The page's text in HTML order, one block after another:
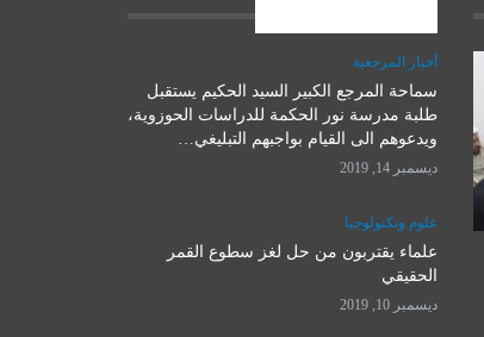
علوم وتكنولوجيا
أخبار المرجعية
سماحة المرجع الكبير السيد الحكيم يستقبل
طلبة مدرسة نور الحكمة للدراسات الحوزوية،
ويدعوهم الى القيام بواجبهم التبليغي…
ديسمبر 14, 2019
علوم وتكنولوجيا
علماء يقتربون من حل لغز سطوع القمر
الحقيقي
ديسمبر 10, 2019